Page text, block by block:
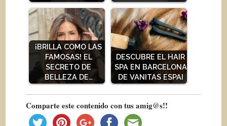
¡BRILLA COMO LAS
FAMOSAS! EL
SECRETO DE
BELLEZA DE…
DESCUBRE EL HAIR
SPA EN BARCELONA
DE VANITAS ESPAI
Comparte este contenido con tus amig@s!!